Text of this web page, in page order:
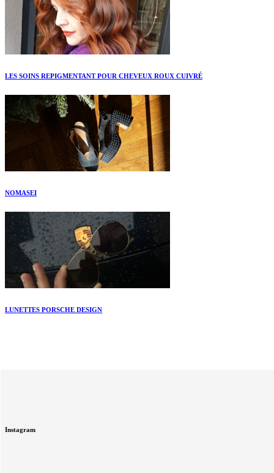
LES SOINS REPIGMENTANT POUR CHEVEUX ROUX CUIVRÉ
NOMASEI
LUNETTES PORSCHE DESIGN
Instagram